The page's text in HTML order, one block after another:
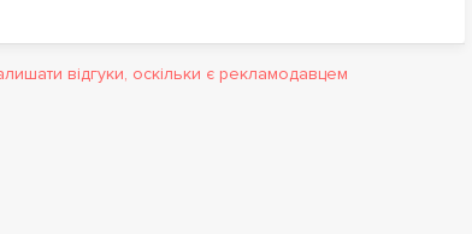
відгуки, оскільки є рекламодавцем